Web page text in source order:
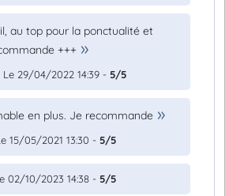
au top pour la ponctualité et
+++
Le 29/04/2022 14:39 - 5/5
en plus. Je recommande
15/05/2021 13:30 - 5/5
02/10/2023 14:38 - 5/5